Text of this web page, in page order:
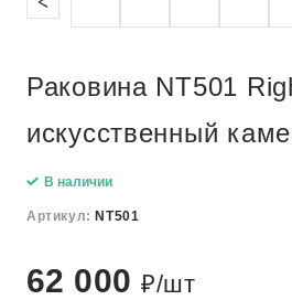
Раковина NT501
искусственный
В наличии
Артикул: NT501
62 000₽/шт